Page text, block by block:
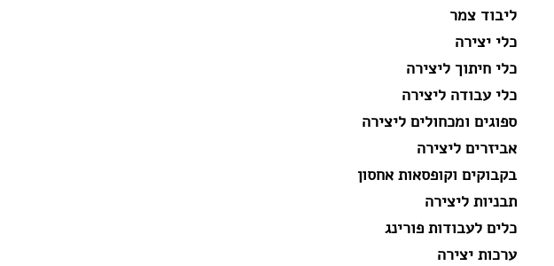
ליבוד צמר
כלי יצירה
כלי חיתוך ליצירה
כלי עבודה ליצירה
ספוגים ומכחולים ליצירה
אביזרים ליצירה
בקבוקים וקופסאות אחסון
תבניות ליצירה
כלים לעבודות פורינג
ערכות יצירה